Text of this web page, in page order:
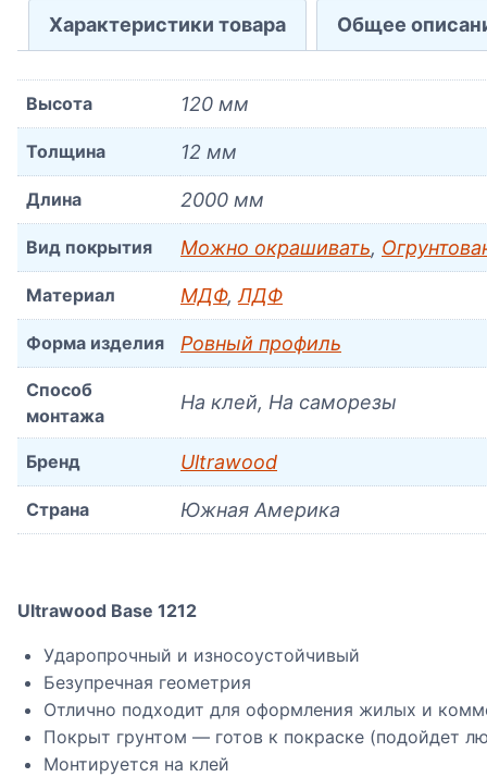
Характеристики товара Общее
Высота 120 мм
Толщина 12 мм
Длина 2000 мм
Вид покрытия Можно окрашивать,
Материал МДФ,ЛДФ
Форма изделия Ровный профиль
Способ
монтажа
На клей, На саморезы
Бренд Ultrawood
Страна Южная Америка
Ultrawood Base 1212
Ударопрочный и износоустойчивый
Безупречная геометрия
Отлично подходит для оформления жилых и
Покрыт грунтом — готов к покраске (подойдет
Монтируется на клей